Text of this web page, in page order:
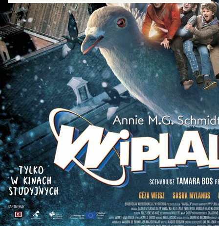
POTWIERDŹ ADRES EMAIL
Wyrażam zgodę na przetwarzanie danych osobowych
w celu skorzystania z usługi newsletter.
Administratorem danych osobowych jest Centrum
Kultury ZAMEK z siedzibą w Poznaniu. Zapoznałem/am
się z informacjami dotyczącymi przetwarzania danych
osobowych, które są zawarte wPolityce prywatności
WYŚLIJ